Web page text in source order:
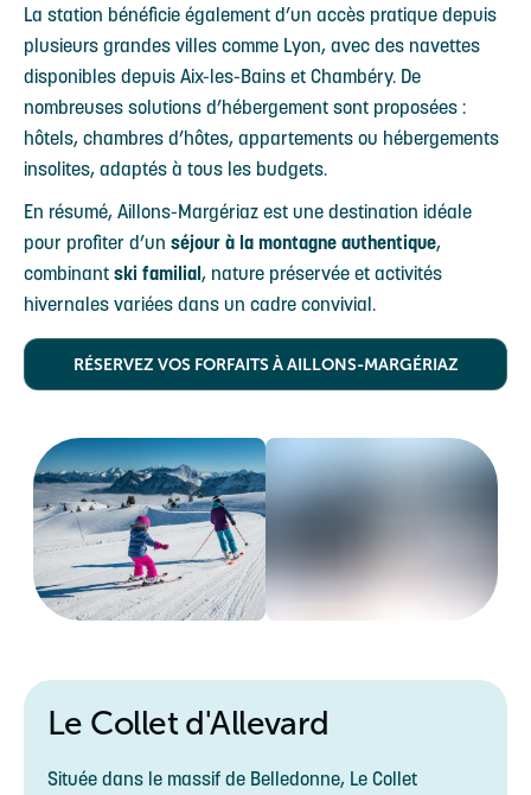
La station bénéficie également d’un accès pratique depuis
plusieurs grandes villes comme Lyon, avec des navettes
disponibles depuis Aix-les-Bains et Chambéry. De
nombreuses solutions d’hébergement sont proposées :
hôtels, chambres d’hôtes, appartements ou hébergements
insolites, adaptés à tous les budgets.
En résumé, Aillons-Margériaz est une destination idéale
pour profiter d’un séjour à la montagne authentique,
combinant ski familial, nature préservée et activités
hivernales variées dans un cadre convivial.
RÉSERVEZ VOS FORFAITS À AILLONS-MARGÉRIAZ
Le Collet d'Allevard
Située dans le massif de Belledonne, Le Collet